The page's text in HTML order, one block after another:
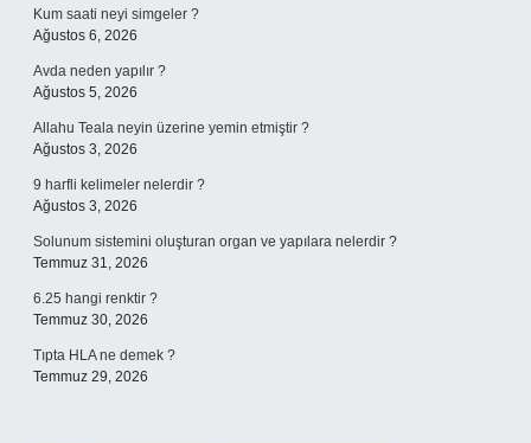
Kum saati neyi simgeler ?
Ağustos 6, 2026
Avda neden yapılır ?
Ağustos 5, 2026
Allahu Teala neyin üzerine yemin etmiştir ?
Ağustos 3, 2026
9 harfli kelimeler nelerdir ?
Ağustos 3, 2026
Solunum sistemini oluşturan organ ve yapılara nelerdir ?
Temmuz 31, 2026
6.25 hangi renktir ?
Temmuz 30, 2026
Tıpta HLA ne demek ?
Temmuz 29, 2026